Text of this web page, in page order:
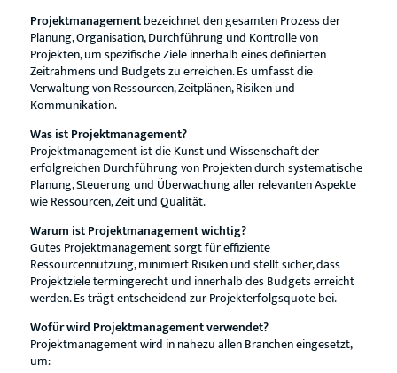
Projektmanagementbezeichnet den gesamten Prozess der
Planung, Organisation, Durchführung und Kontrolle von
Projekten, um spezifische Ziele innerhalb eines definierten
Zeitrahmens und Budgets zu erreichen. Es umfasst die
Verwaltung von Ressourcen, Zeitplänen, Risiken und
Kommunikation.
Was ist Projektmanagement?
Projektmanagement ist die Kunst und Wissenschaft der
erfolgreichen Durchführung von Projekten durch systematische
Planung, Steuerung und Überwachung aller relevanten Aspekte
wie Ressourcen, Zeit und Qualität.
Warum ist Projektmanagement wichtig?
Gutes Projektmanagement sorgt für effiziente
Ressourcennutzung, minimiert Risiken und stellt sicher, dass
Projektziele termingerecht und innerhalb des Budgets erreicht
werden. Es trägt entscheidend zur Projekterfolgsquote bei.
Wofür wird Projektmanagement verwendet?
Projektmanagement wird in nahezu allen Branchen eingesetzt,
um: